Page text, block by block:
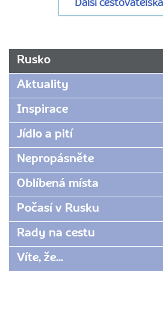
Další
URL
www.radynacestu.cz/magazin/rady-
cestu-
do-
ruska/
Rusko
Aktuality
Inspirace
Jídlo a pití
Nepropásněte
Oblíbená místa
Počasí v Rusku
Rady na cestu
Víte, že...